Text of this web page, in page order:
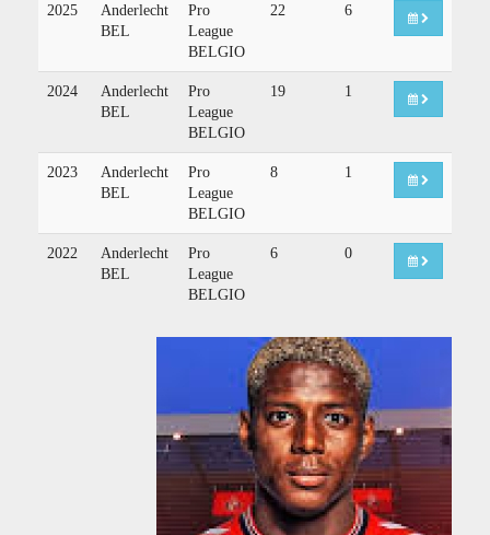
2025
Anderlecht
BEL
Pro
League
BELGIO
22 6
2024
Anderlecht
BEL
Pro
League
BELGIO
19 1
2023
Anderlecht
BEL
Pro
League
BELGIO
8 1
2022
Anderlecht
BEL
Pro
League
BELGIO
6 0